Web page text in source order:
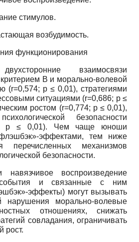
стимулов.
возбудимость.
функционирования
взаимосвязи
B и морально-волевой
(r=0,574; p ≤ 0,01), стратегиями
ситуациями (r=0,686; p ≤
ростом (r=0,774; p ≤ 0,01),
безопасности
p ≤ 0,01). Чем чаще юноши
эффектами, тем ниже
перечисленных механизмов
безопасности.
воспроизведение
события и связанные с ним
эффекты) могут вызывать
морально-волевые
отношениях, снижать
совладания, ограничивать
рост.